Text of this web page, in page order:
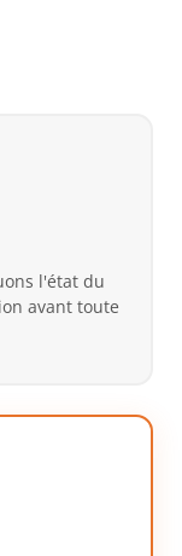
l'état du
avant toute